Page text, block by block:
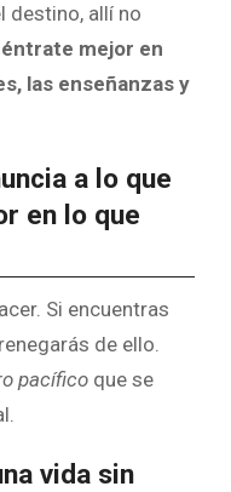
destino, allí no
mejor en
las enseñanzas y
a lo que
en lo que
Si encuentras
de ello.
pacífico que se
vida sin